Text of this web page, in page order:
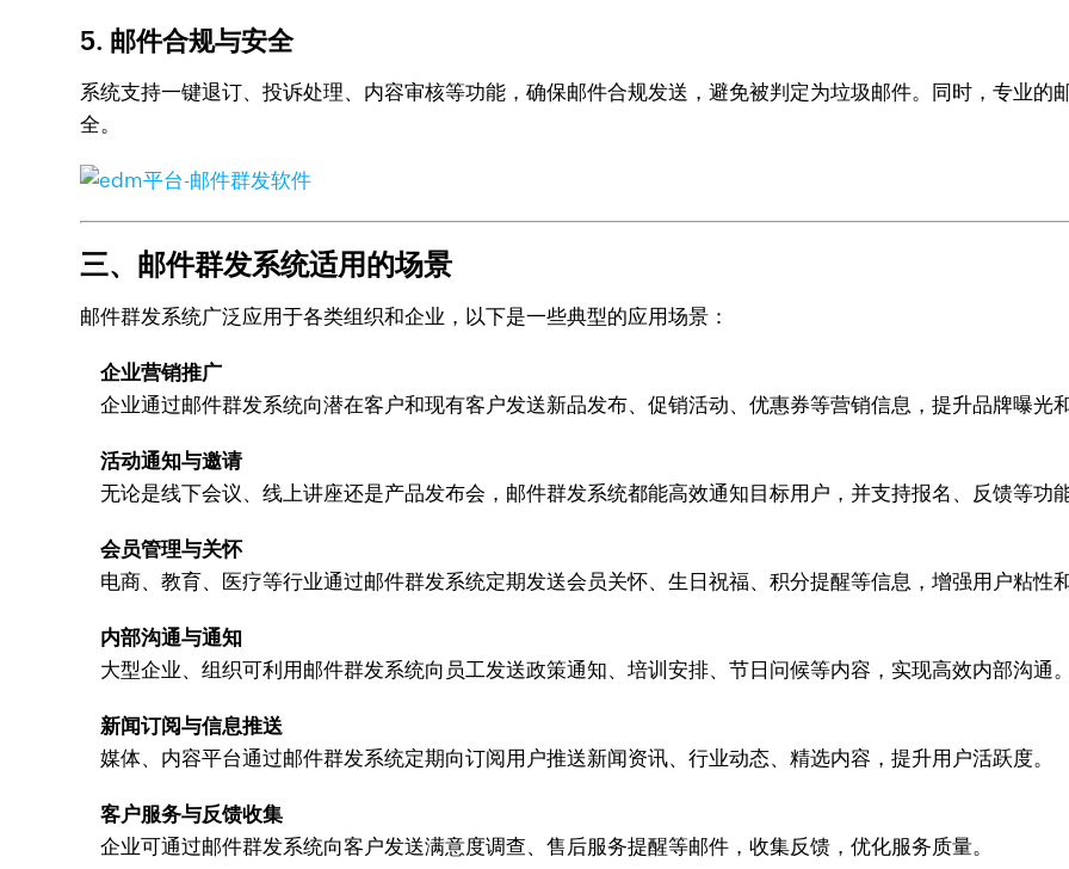
5. 邮件合规与安全
系统支持一键退订、投诉处理、内容审核等功能，确保邮件合规发送，避免被判定为垃圾邮件。同时，专业
全。
三、邮件群发系统适用的场景
邮件群发系统广泛应用于各类组织和企业，以下是一些典型的应用场景：
企业营销推广
企业通过邮件群发系统向潜在客户和现有客户发送新品发布、促销活动、优惠券等营销信息，提升品牌曝光
活动通知与邀请
无论是线下会议、线上讲座还是产品发布会，邮件群发系统都能高效通知目标用户，并支持报名、反馈等功能
会员管理与关怀
电商、教育、医疗等行业通过邮件群发系统定期发送会员关怀、生日祝福、积分提醒等信息，增强用户粘性和
内部沟通与通知
大型企业、组织可利用邮件群发系统向员工发送政策通知、培训安排、节日问候等内容，实现高效内部沟通。
新闻订阅与信息推送
媒体、内容平台通过邮件群发系统定期向订阅用户推送新闻资讯、行业动态、精选内容，提升用户活跃度。
客户服务与反馈收集
企业可通过邮件群发系统向客户发送满意度调查、售后服务提醒等邮件，收集反馈，优化服务质量。